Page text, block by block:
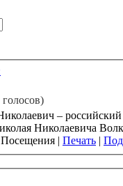
– российский
Посещения | Печать |